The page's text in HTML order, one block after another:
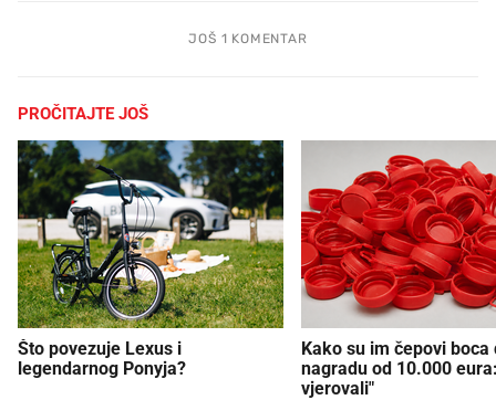
JOŠ 1 KOMENTAR
PROČITAJTE JOŠ
Što povezuje Lexus i
legendarnog Ponyja?
Kako su im čepovi boca
nagradu od 10.000
vjerovali"